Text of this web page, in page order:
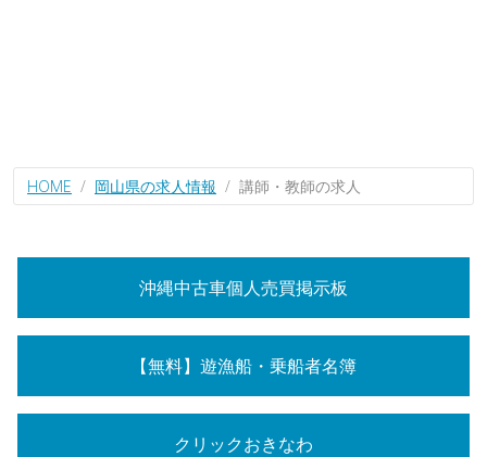
HOME 岡山県の求人情報 講師・教師の求人
沖縄中古車個人売買掲示板
【無料】遊漁船・乗船者名簿
クリックおきなわ